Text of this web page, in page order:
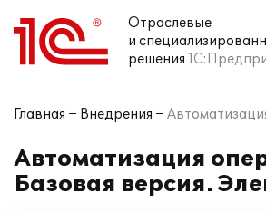
Отраслевые
и
решения
Главная Внедрения
Автоматизация
Базовая версия.